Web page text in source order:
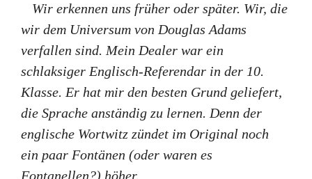
Wir erkennen uns früher oder später. Wir, die
wir dem Universum von Douglas Adams
verfallen sind. Mein Dealer war ein
schlaksiger Englisch-Referendar in der 10.
Klasse. Er hat mir den besten Grund geliefert,
die Sprache anständig zu lernen. Denn der
englische Wortwitz zündet im Original noch
ein paar Fontänen (oder waren es
Fontanellen?) höher.